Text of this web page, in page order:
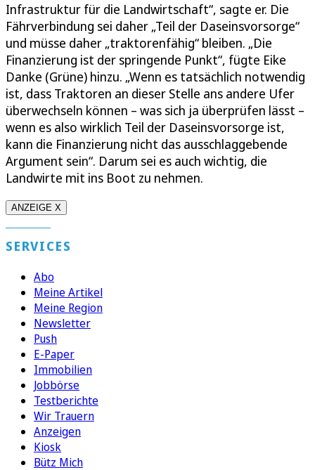
Infrastruktur für die Landwirtschaft“, sagte er. Die
Fährverbindung sei daher „Teil der Daseinsvorsorge“
und müsse daher „traktorenfähig“ bleiben. „Die
Finanzierung ist der springende Punkt“, fügte Eike
Danke (Grüne) hinzu. „Wenn es tatsächlich notwendig
ist, dass Traktoren an dieser Stelle ans andere Ufer
überwechseln können – was sich ja überprüfen lässt –
wenn es also wirklich Teil der Daseinsvorsorge ist,
kann die Finanzierung nicht das ausschlaggebende
Argument sein“. Darum sei es auch wichtig, die
Landwirte mit ins Boot zu nehmen.
ANZEIGE X
SERVICES
Abo
Meine Artikel
Meine Region
Newsletter
Push
E-Paper
Immobilien
Jobbörse
Testberichte
Wir Trauern
Anzeigen
Kiosk
Bütz Mich